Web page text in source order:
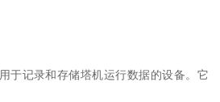
于记录和存储塔机运行数据的设备。它